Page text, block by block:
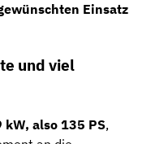
Einsatz
und viel
kW, also 135 PS,